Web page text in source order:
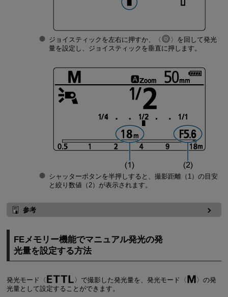
ジョイスティックを左右に押すか、
を回して発光
量を設定し、ジョイスティックを垂直に押します。
シャッターボタンを半押しすると、撮影距離（1）の目安
と絞り数値（2）が表示されます。
参考
FEメモリー機能でマニュアル発光の発
光量を設定する方法
発光モード で撮影した発光量を、発光モード
の発
光量として設定することができます。